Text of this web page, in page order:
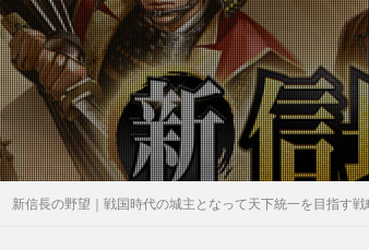
新信長の野望｜戦国時代の城主となって天下統一を目指す